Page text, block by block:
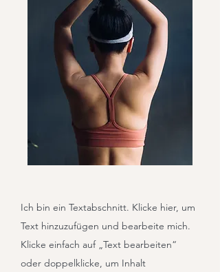
Ich bin ein Textabschnitt. Klicke hier, um
Text hinzuzufügen und bearbeite mich.
Klicke einfach auf „Text bearbeiten“
oder doppelklicke, um Inhalt